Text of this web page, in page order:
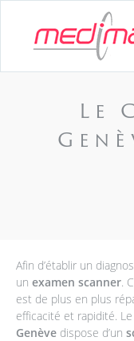
Le
Afin d’établir un
un examen scanner.
est de plus en plus
efficacité et rapidité. Le
Genève dispose d’un